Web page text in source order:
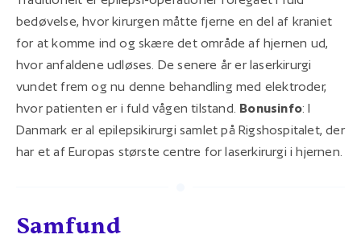
bedøvelse, hvor kirurgen måtte fjerne en del af kraniet
for at komme ind og skære det område af hjernen ud,
hvor anfaldene udløses. De senere år er laserkirurgi
vundet frem og nu denne behandling med elektroder,
hvor patienten er i fuld vågen tilstand. Bonusinfo: I
Danmark er al epilepsikirurgi samlet på Rigshospitalet, der
har et af Europas største centre for laserkirurgi i hjernen.
Samfund